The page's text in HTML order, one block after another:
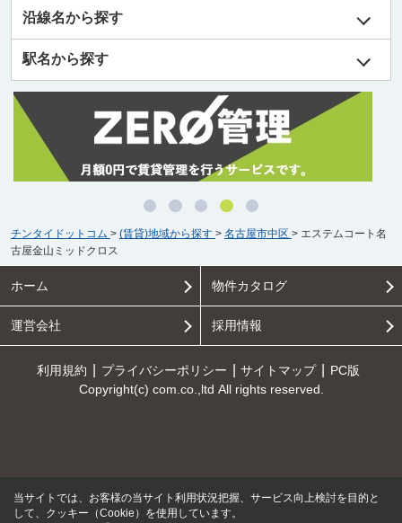
沿線名から探す
駅名から探す
チンタイドットコム > (賃貸)地域から探す > 名古屋市中区 > エステムコート名
古屋金山ミッドクロス
ホーム 物件カタログ
運営会社 採用情報
利用規約 プライバシーポリシー サイトマップ
PC版
Copyright(c) com.co.,ltd All rights reserved.
当サイトでは、お客様の当サイト利用状況把握、サービス向上検討を目的と
して、クッキー（Cookie）を使用しています。